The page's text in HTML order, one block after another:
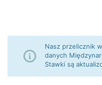
Nasz przelicznik
danych
Stawki są